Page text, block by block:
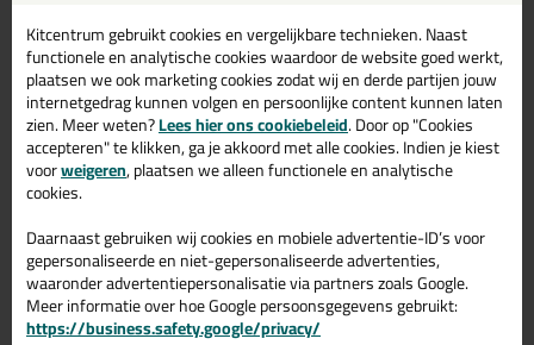
Geschreven door Hendrik op 17 oktober 2024
Ook een review schrijven?
Schrijf hier je review over OTTOFLEX Afdichtbaan 30 meter >
Gerelateerde producten
Kitcentrum gebruikt cookies en vergelijkbare technieken. Naast
functionele en analytische cookies waardoor de website goed werkt,
plaatsen we ook marketing cookies zodat wij en derde partijen jouw
internetgedrag kunnen volgen en persoonlijke content kunnen laten
zien. Meer weten?Lees hier ons cookiebeleid. Door op "Cookies
accepteren" te klikken, ga je akkoord met alle cookies. Indien je kiest
voorweigeren, plaatsen we alleen functionele en analytische
cookies.
Daarnaast gebruiken wij cookies en mobiele advertentie-ID’s voor
gepersonaliseerde en niet-gepersonaliseerde advertenties,
waaronder advertentiepersonalisatie via partners zoals Google.
Meer informatie over hoe Google persoonsgegevens gebruikt:
https://business.safety.google/privacy/